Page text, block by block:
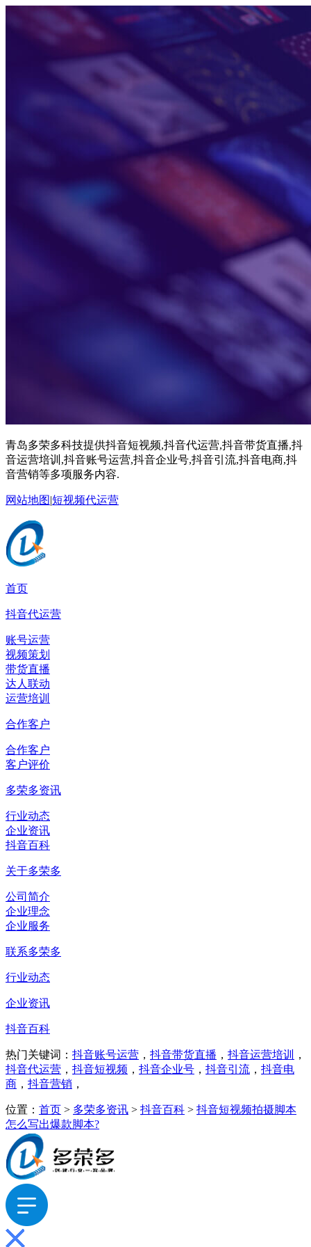
青岛多荣多科技提供抖音短视频,抖音代运营,抖音带货直播,抖
音运营培训,抖音账号运营,抖音企业号,抖音引流,抖音电商,抖
音营销等多项服务内容.
网站地图|短视频代运营
首页
抖音代运营
账号运营
视频策划
带货直播
达人联动
运营培训
合作客户
合作客户
客户评价
多荣多资讯
行业动态
企业资讯
抖音百科
关于多荣多
公司简介
企业理念
企业服务
联系多荣多
行业动态
企业资讯
抖音百科
热门关键词： 抖音账号运营 ， 抖音带货直播 ， 抖音运营培训
，
抖音代运营 ， 抖音短视频 ， 抖音企业号 ， 抖音引流 ， 抖音电
商 ， 抖音营销 ，
位置： 首页 > 多荣多资讯 > 抖音百科 > 抖音短视频拍摄脚本
怎么写出爆款脚本?